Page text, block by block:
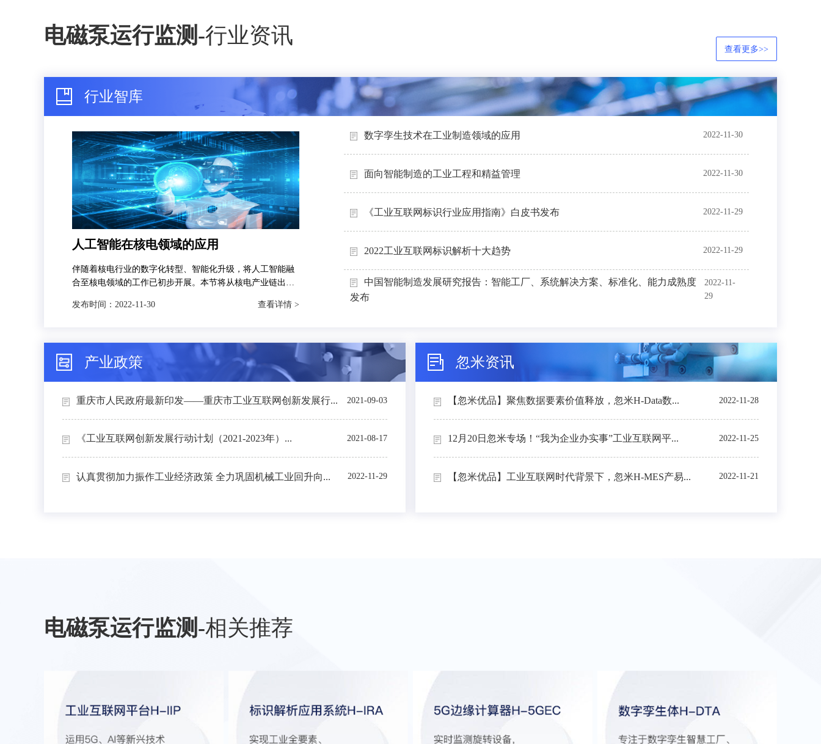
电磁泵运行监测 -行业资讯
查看更多>>
行业智库
人工智能在核电领域的应用
伴随着核电行业的数字化转型、智能化升级，将人工智能融
合至核电领域的工作已初步开展。本节将从核电产业链出
和智能运维4个场景下的典型应用进行介绍。
发布时间： 2022-11-30 查看详情 >
数字孪生技术在工业制造领域的应用 2022-11-30
面向智能制造的工业工程和精益管理 2022-11-30
《工业互联网标识行业应用指南》白皮书发布 2022-11-29
2022工业互联网标识解析十大趋势 2022-11-29
中国智能制造发展研究报告：智能工厂、系统解决方案、标准化、能力成熟度
发布
2022-11-
29
产业政策
重庆市人民政府最新印发——重庆市工业互联网创新发展行... 2021-09-03
《工业互联网创新发展行动计划（2021-2023年）... 2021-08-17
认真贯彻加力振作工业经济政策 全力巩固机械工业回升向... 2022-11-29
忽米资讯
【忽米优品】聚焦数据要素价值释放，忽米H-Data数... 2022-11-28
12月20日忽米专场！“我为企业办实事”工业互联网平... 2022-11-25
【忽米优品】工业互联网时代背景下，忽米H-MES产易... 2022-11-21
电磁泵运行监测 -相关推荐